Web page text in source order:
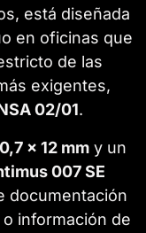
está diseñada
en oficinas que
de las
exigentes,
02/01.
x 12 mm y un
007 SE
documentación
información de